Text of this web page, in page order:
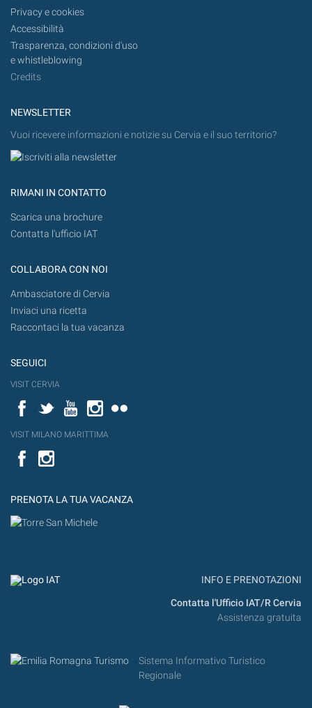
Privacy e cookies
Accessibilità
Trasparenza, condizioni d'uso
e whistleblowing
Credits
NEWSLETTER
Vuoi ricevere informazioni e notizie su Cervia e il suo territorio?
RIMANI IN CONTATTO
Scarica una brochure
Contatta l'ufficio IAT
COLLABORA CON NOI
Ambasciatore di Cervia
Inviaci una ricetta
Raccontaci la tua vacanza
SEGUICI
VISIT CERVIA
FacebookTwitterYouTubeInstagram
VISIT MILANO MARITTIMA
Facebook
PRENOTA LA TUA VACANZA
INFO E PRENOTAZIONI
Contatta l'Ufficio IAT/R Cervia
Assistenza gratuita
Sistema Informativo Turistico
Regionale